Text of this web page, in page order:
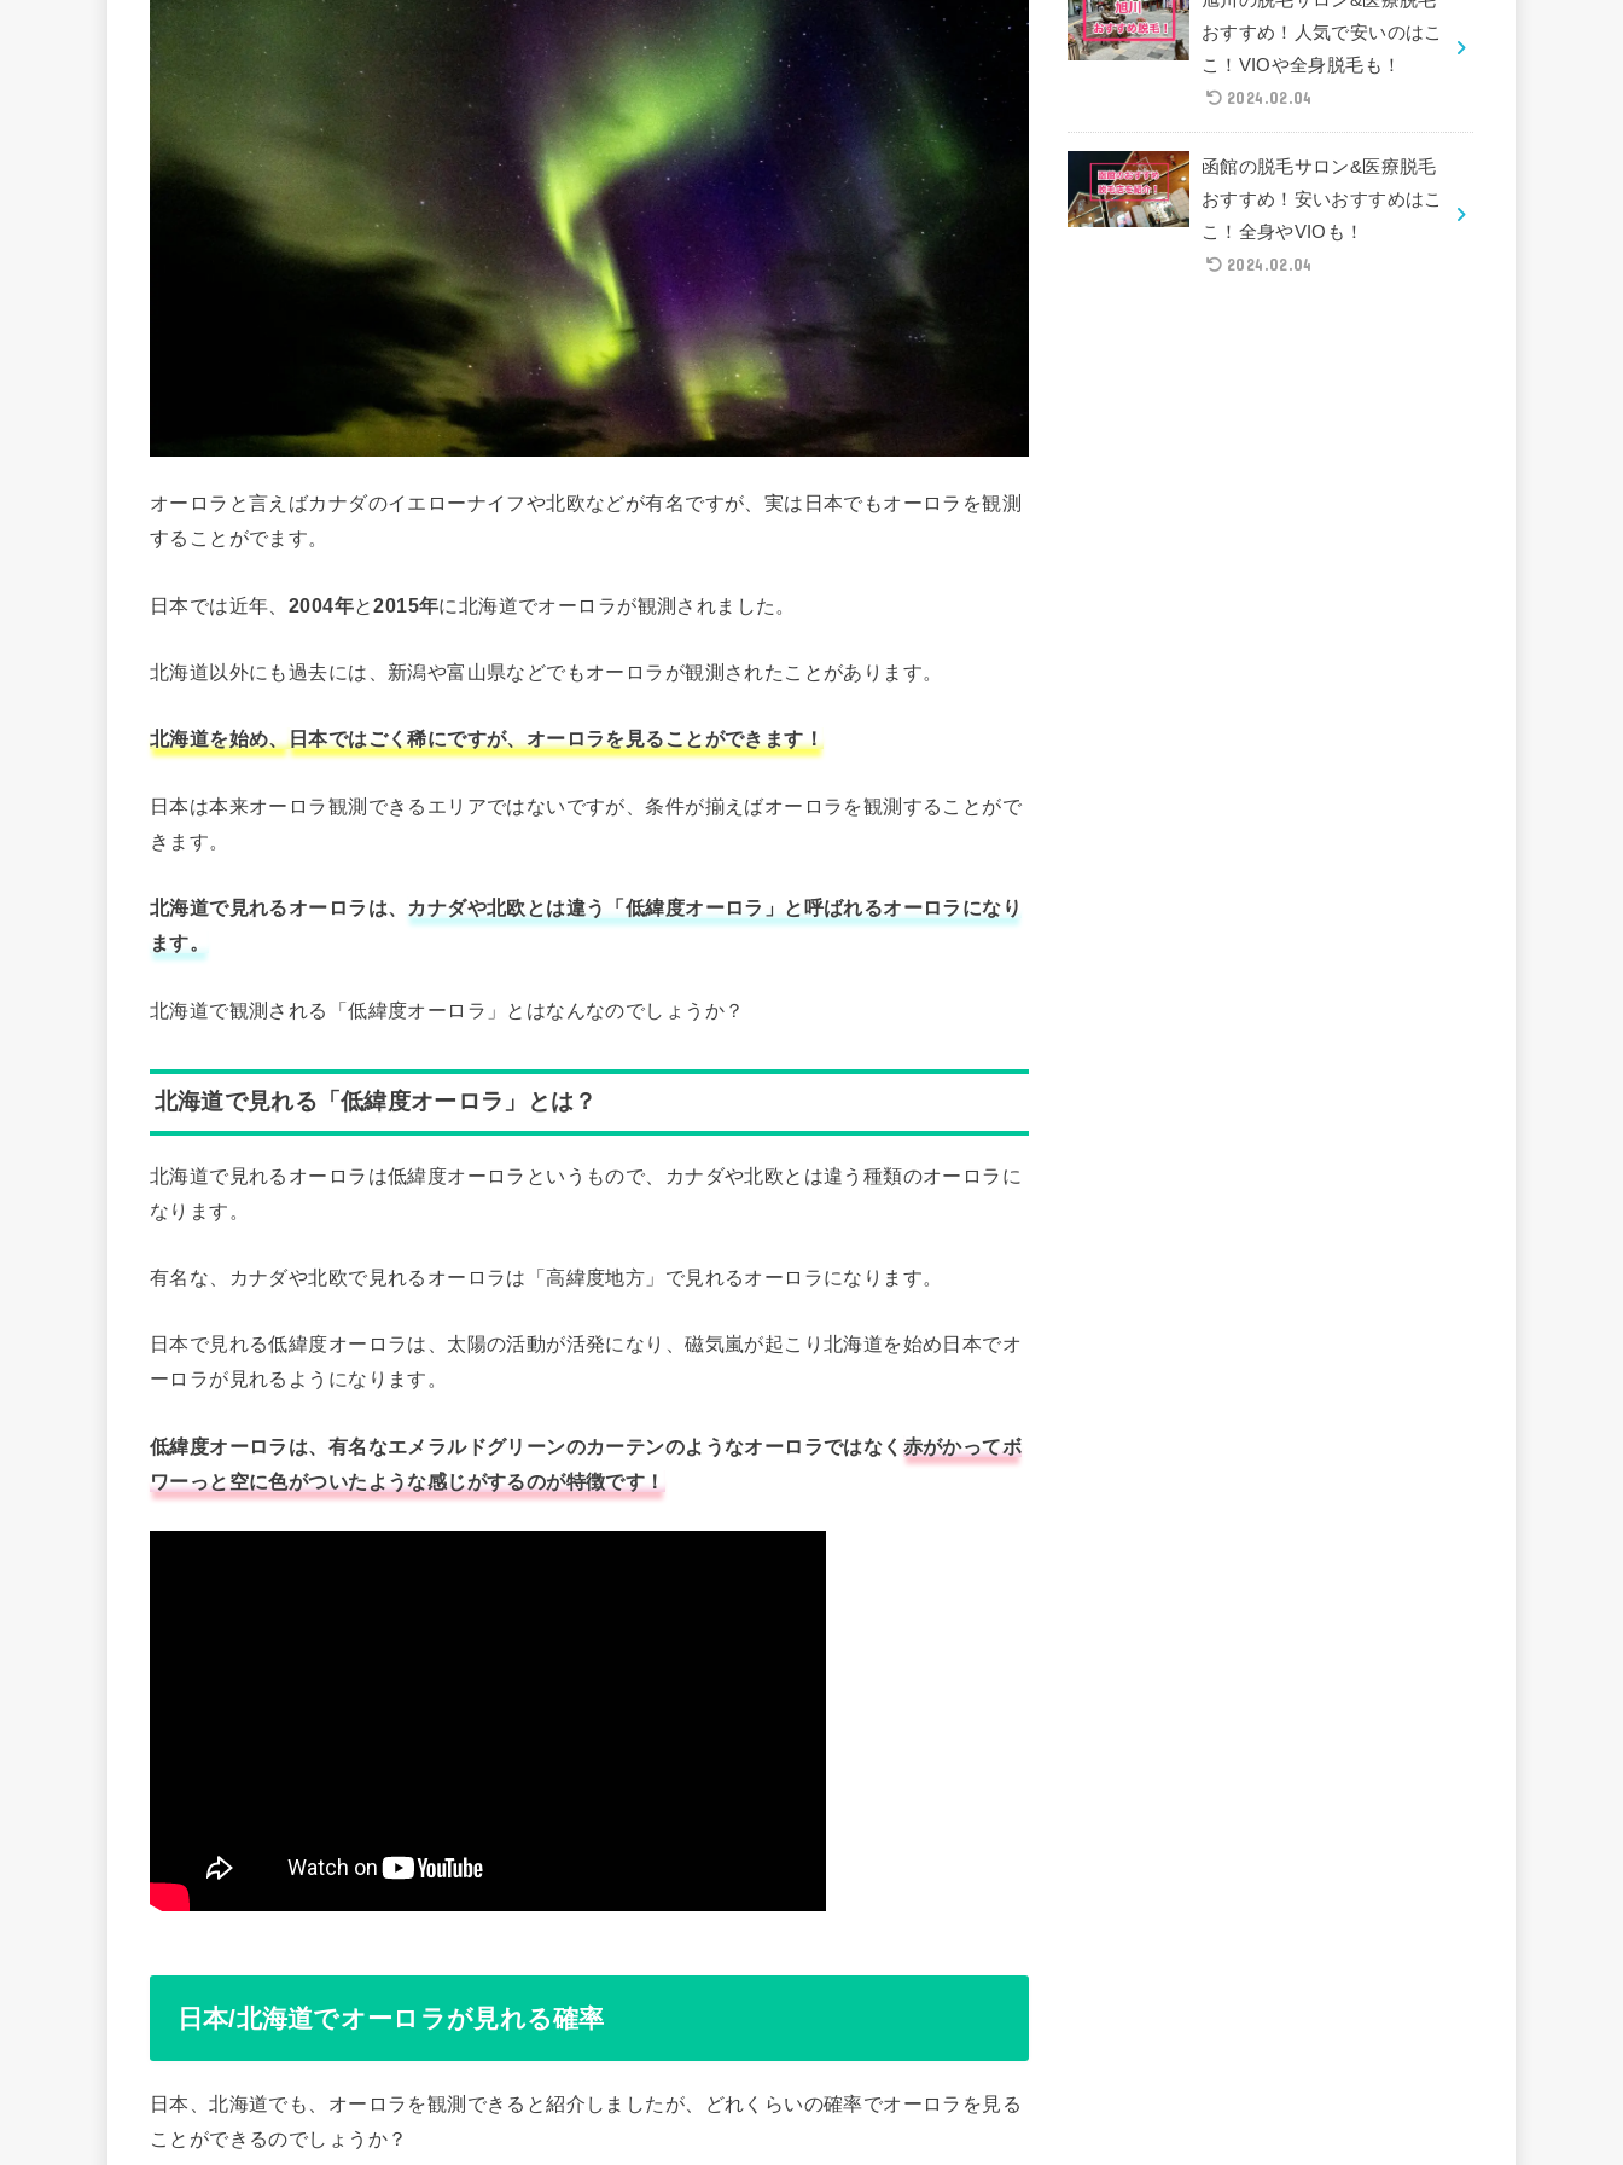
オーロラと言えばカナダのイエローナイフや北欧などが有名ですが、実は日本でもオーロラを観測
することがでます。
日本では近年、 2004年と2015年に北海道でオーロラが観測されました。
北海道以外にも過去には、新潟や富山県などでもオーロラが観測されたことがあります。
北海道を始め、日本ではごく稀にですが、オーロラを見ることができます！
日本は本来オーロラ観測できるエリアではないですが、条件が揃えばオーロラを観測することがで
きます。
北海道で見れるオーロラは、 カナダや北欧とは違う「低緯度オーロラ」と呼ばれるオーロラになり
ます。
北海道で観測される「低緯度オーロラ」とはなんなのでしょうか？
北海道で見れる「低緯度オーロラ」とは？
北海道で見れるオーロラは低緯度オーロラというもので、カナダや北欧とは違う種類のオーロラに
なります。
有名な、カナダや北欧で見れるオーロラは「高緯度地方」で見れるオーロラになります。
日本で見れる低緯度オーロラは、太陽の活動が活発になり、磁気嵐が起こり北海道を始め日本でオ
ーロラが見れるようになります。
低緯度オーロラは、有名なエメラルドグリーンのカーテンのようなオーロラではなく 赤がかってボ
ワーっと空に色がついたような感じがするのが特徴です！
日本/北海道でオーロラが見れる確率
日本、北海道でも、オーロラを観測できると紹介しましたが、どれくらいの確率でオーロラを見る
ことができるのでしょうか？
おすすめ！人気で安いのはこ
こ！VIOや全身脱毛も！
2024.02.04
函館の脱毛サロン&医療脱毛
おすすめ！安いおすすめはこ
こ！全身やVIOも！
2024.02.04